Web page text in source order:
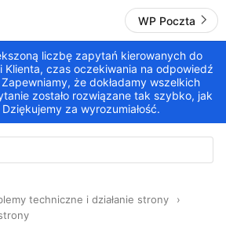
WP Poczta
liczbę zapytań kierowanych do
Klienta, czas oczekiwania na odpowiedź
że dokładamy wszelkich
zostało rozwiązane tak szybko, jak
za wyrozumiałość.
techniczne i działanie strony